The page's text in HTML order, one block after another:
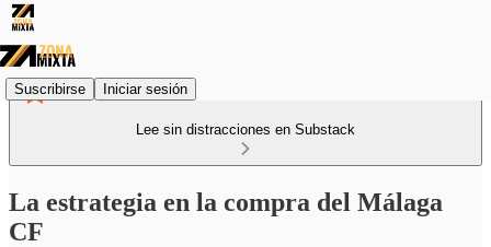
Suscribirse Iniciar sesión
Lee sin distracciones en Substack
La estrategia en la compra del Málaga
CF